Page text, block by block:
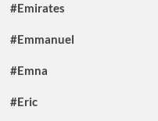
#Emirates
#Emmanuel
#Emna
#Eric